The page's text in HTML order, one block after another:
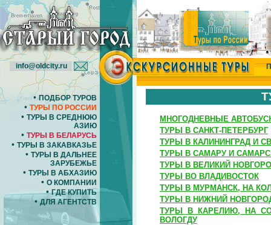
info@oldcity.ru
•ПОДБОР ТУРОВ
• ТУРЫ ПО РОССИИ
• ТУРЫ В СРЕДНЮЮ
АЗИЮ
• ТУРЫ В БЕЛАРУСЬ
• ТУРЫ В ЗАКАВКАЗЬЕ
• ТУРЫ В ДАЛЬНЕЕ
ЗАРУБЕЖЬЕ
• ТУРЫ В АБХАЗИЮ
• О КОМПАНИИ
•ГДЕ КУПИТЬ
• ДЛЯ АГЕНТСТВ
МНОГОДНЕВНЫЕ
ТУРЫ В САНКТ-ПЕТЕРБУРГ
ТУРЫ В КАЛИНИНГРАД И
ТУРЫ В САМАРУ И
ТУРЫ В ВЕЛИКИЙ
ТУРЫ ВО ВЛАДИВОСТОК
ТУРЫ В МУРМАНСК, НА
ТУРЫ В НИЖНИЙ
ТУРЫ В КАРЕЛИЮ, НА
ВОЛОГДУ